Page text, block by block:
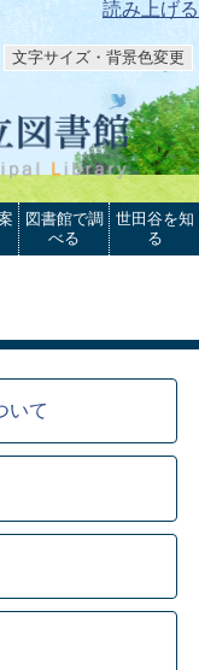
読み上げる
文字サイズ・背景色変更
図書館で調
べる
世田谷を知
る
いて